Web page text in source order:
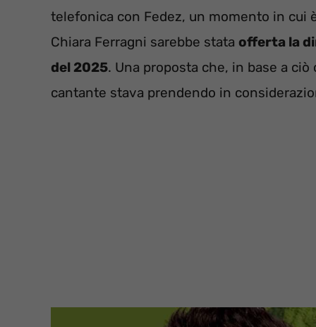
telefonica con Fedez, un momento in cui
Chiara Ferragni sarebbe stata offerta la
del 2025. Una proposta che, in base a
cantante stava prendendo in